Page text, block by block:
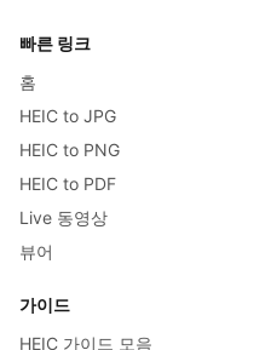
빠른 링크
홈
HEIC to JPG
HEIC to PNG
HEIC to PDF
Live 동영상
뷰어
가이드
HEIC 가이드 모음